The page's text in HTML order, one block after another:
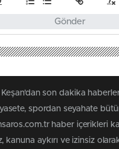
Gönder
son dakika haberler,
spordan seyahate
haber içerikleri
kanuna aykırı ve izinsiz